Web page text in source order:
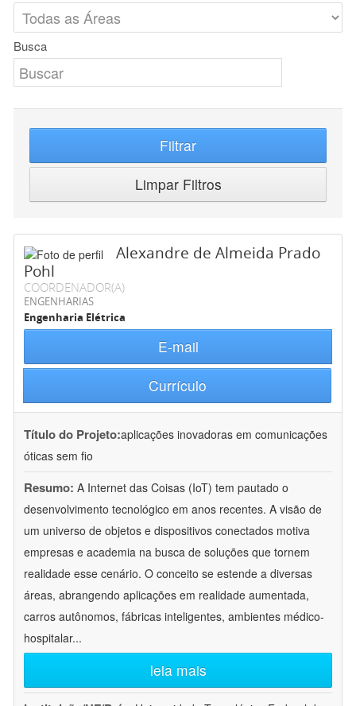
Busca
Filtrar
Limpar Filtros
Alexandre de Almeida Prado
Pohl
COORDENADOR(A)
ENGENHARIAS
Engenharia Elétrica
E-mail
Currículo
Título do Projeto:aplicações inovadoras em comunicações
óticas sem fio
Resumo: A Internet das Coisas (IoT) tem pautado o
desenvolvimento tecnológico em anos recentes. A visão de
um universo de objetos e dispositivos conectados motiva
empresas e academia na busca de soluções que tornem
realidade esse cenário. O conceito se estende a diversas
áreas, abrangendo aplicações em realidade aumentada,
carros autônomos, fábricas inteligentes, ambientes médico-
hospitalar...
leia mais